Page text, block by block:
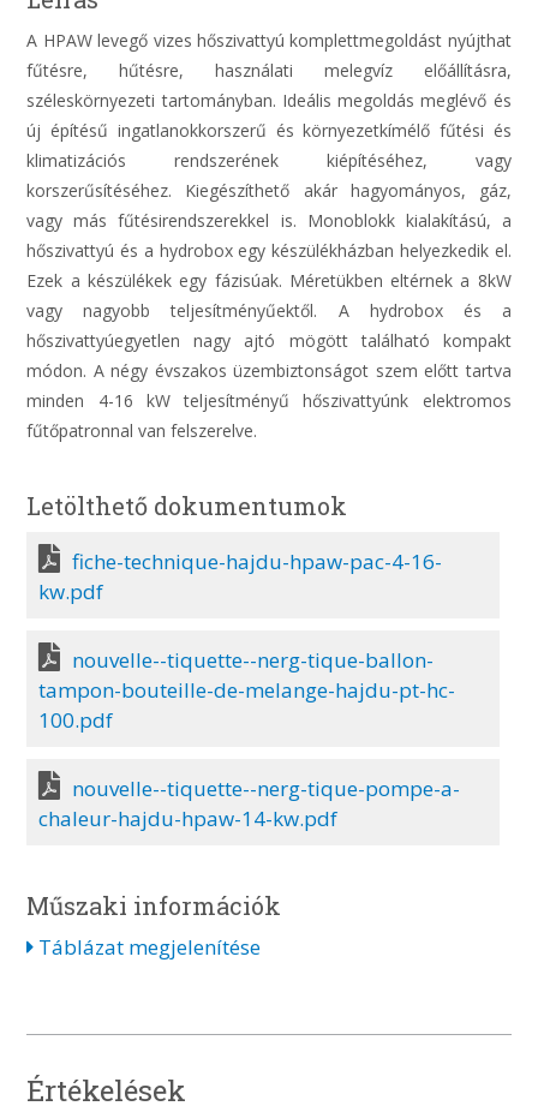
A HPAW levegő vizes hőszivattyú komplettmegoldást nyújthat
fűtésre, hűtésre, használati melegvíz előállításra,
széleskörnyezeti tartományban. Ideális megoldás meglévő és
új építésű ingatlanokkorszerű és környezetkímélő fűtési és
klimatizációs rendszerének kiépítéséhez, vagy
korszerűsítéséhez. Kiegészíthető akár hagyományos, gáz,
vagy más fűtésirendszerekkel is. Monoblokk kialakítású, a
hőszivattyú és a hydrobox egy készülékházban helyezkedik el.
Ezek a készülékek egy fázisúak. Méretükben eltérnek a 8kW
vagy nagyobb teljesítményűektől. A hydrobox és a
hőszivattyúegyetlen nagy ajtó mögött található kompakt
módon. A négy évszakos üzembiztonságot szem előtt tartva
minden 4-16 kW teljesítményű hőszivattyúnk elektromos
fűtőpatronnal van felszerelve.
Letölthető dokumentumok
fiche-technique-hajdu-hpaw-pac-4-16-
kw.pdf
nouvelle--tiquette--nerg-tique-ballon-
tampon-bouteille-de-melange-hajdu-pt-hc-
100.pdf
nouvelle--tiquette--nerg-tique-pompe-a-
chaleur-hajdu-hpaw-14-kw.pdf
Műszaki információk
Táblázat megjelenítése
Értékelések